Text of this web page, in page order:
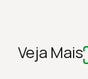
Veja Mais